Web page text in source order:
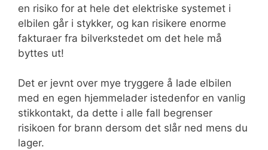
en risiko for at hele det elektriske systemet i
elbilen går i stykker, og kan risikere enorme
fakturaer fra bilverkstedet om det hele må
byttes ut!
Det er jevnt over mye tryggere å lade elbilen
med en egen hjemmelader istedenfor en vanlig
stikkontakt, da dette i alle fall begrenser
risikoen for brann dersom det slår ned mens du
lager.